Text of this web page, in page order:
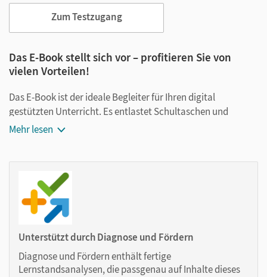
Zum Testzugang
Das E-Book stellt sich vor – profitieren Sie von
vielen Vorteilen!
Das E-Book ist der ideale Begleiter für Ihren digital
gestützten Unterricht. Es entlastet Schultaschen und
Rucksäcke und ist jederzeit unkompliziert verfügbar.
Notizen erstellen
Markierungen setzen
Text ergänzen
im Text suchen
zoomen
Mehr lesen
Unterstützt durch Diagnose und Fördern
Diagnose und Fördern enthält fertige
Lernstandsanalysen, die passgenau auf Inhalte dieses